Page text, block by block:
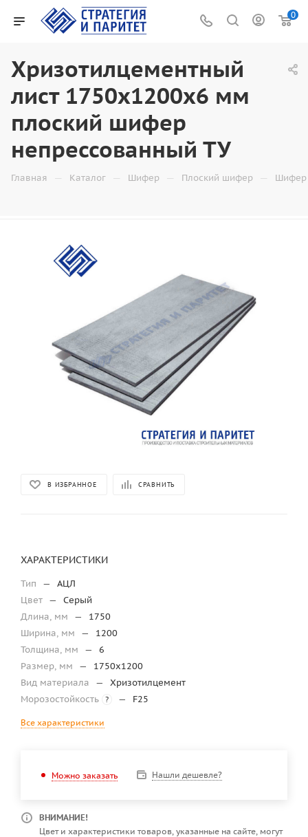
0
Хризотилцементный
лист 1750х1200х6 мм
плоский шифер
непрессованный ТУ
Главная — Каталог — Шифер — Плоский шифер — Шифер
В ИЗБРАННОЕ СРАВНИТЬ
ХАРАКТЕРИСТИКИ
Тип —
АЦЛ
Цвет —
Серый
Длина, мм
—
1750
Ширина, мм
—
1200
Толщина, мм
—
6
Размер, мм
—
1750x1200
Вид материала
—
Хризотилцемент
Морозостойкость
? — F25
Все характеристики
Можно заказать Нашли дешевле?
ВНИМАНИЕ!
Цвет и характеристики товаров, указанные на сайте, могут